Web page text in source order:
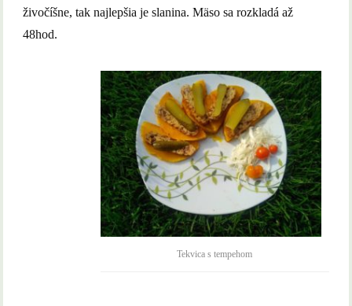
živočíšne, tak najlepšia je slanina. Mäso sa rozkladá až
48hod.
Tekvica s tempehom